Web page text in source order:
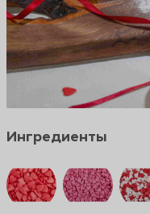
Ингредиенты